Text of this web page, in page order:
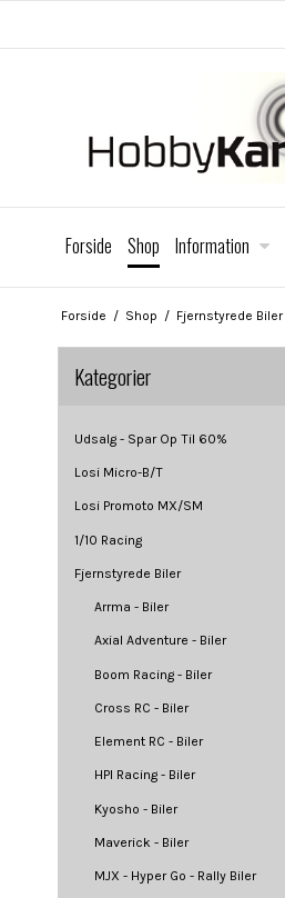
Forside Shop Information
Forside / Shop / Fjernstyrede Biler
Kategorier
Udsalg - Spar Op Til 60%
Losi Micro-B/T
Losi Promoto MX/SM
1/10 Racing
Fjernstyrede Biler
Arrma - Biler
Axial Adventure - Biler
Boom Racing - Biler
Cross RC - Biler
Element RC - Biler
HPI Racing - Biler
Kyosho - Biler
Maverick - Biler
MJX - Hyper Go - Rally Biler